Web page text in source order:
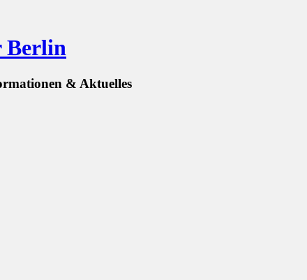
Berlin
& Aktuelles